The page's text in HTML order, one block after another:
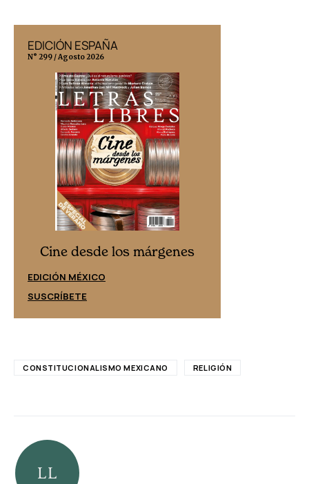
EDICIÓN ESPAÑA
N° 299 / Agosto 2026
Cine desde los márgenes
EDICIÓN MÉXICO
SUSCRÍBETE
CONSTITUCIONALISMO MEXICANO RELIGIÓN